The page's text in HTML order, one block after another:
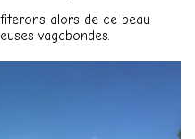
alors de ce beau
vagabondes.